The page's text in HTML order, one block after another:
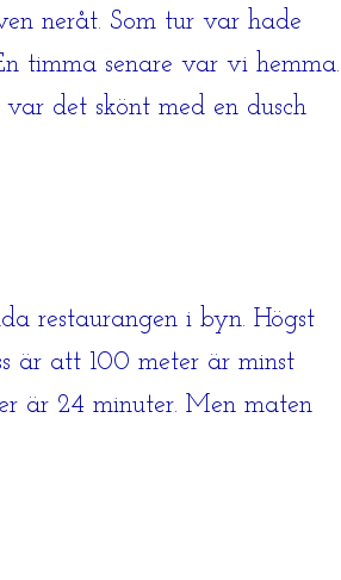
neråt. Som tur var hade
timma senare var vi hemma.
det skönt med en dusch
restaurangen i byn. Högst
är att 100 meter är minst
är 24 minuter. Men maten